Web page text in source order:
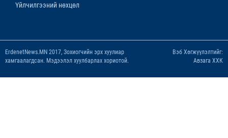
Үйлчилгээний нөхцөл
ErdenetNews.MN 2017, Зохиогчийн эрх хуулиар
хамгаалагдсан. Мэдээлэл хуулбарлах хориотой.
Вэб Хөгжүүлэлтийг:
Авзага ХХК